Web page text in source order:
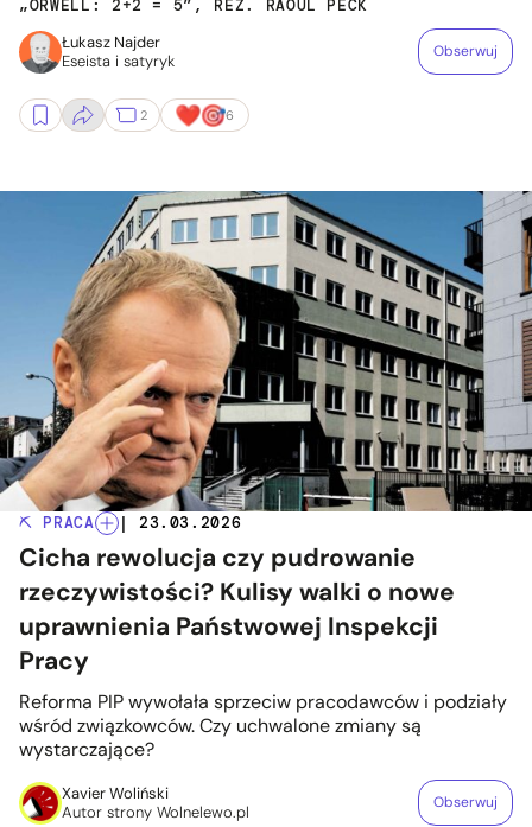
„ORWELL: 2+2 = 5”, REŻ. RAOUL PECK
Łukasz Najder
Eseista i satyryk
Obserwuj
2 6
⛏️ PRACA | 23.03.2026
Cicha rewolucja czy pudrowanie
rzeczywistości? Kulisy walki o nowe
uprawnienia Państwowej Inspekcji
Pracy
Reforma PIP wywołała sprzeciw pracodawców i podziały
wśród związkowców. Czy uchwalone zmiany są
wystarczające?
Xavier Woliński
Autor strony Wolnelewo.pl
Obserwuj